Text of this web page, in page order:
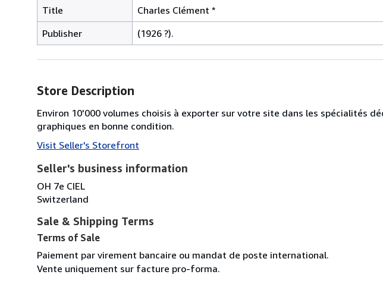
Title
Charles Clément *
Publisher
(1926 ?).
Store Description
Environ 10'000 volumes choisis à exporter sur votre site dans les spécialités
graphiques en bonne condition.
Visit Seller's Storefront
Seller's business information
OH 7e CIEL
Switzerland
Sale & Shipping Terms
Terms of Sale
Paiement par virement bancaire ou mandat de poste international.
Vente uniquement sur facture pro-forma.